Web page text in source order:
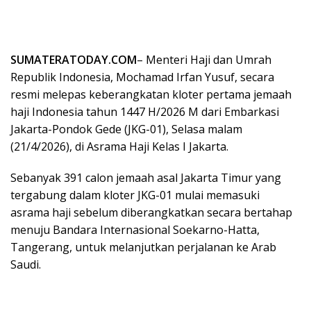
SUMATERATODAY.COM– Menteri Haji dan Umrah
Republik Indonesia, Mochamad Irfan Yusuf, secara
resmi melepas keberangkatan kloter pertama jemaah
haji Indonesia tahun 1447 H/2026 M dari Embarkasi
Jakarta-Pondok Gede (JKG-01), Selasa malam
(21/4/2026), di Asrama Haji Kelas I Jakarta.
Sebanyak 391 calon jemaah asal Jakarta Timur yang
tergabung dalam kloter JKG-01 mulai memasuki
asrama haji sebelum diberangkatkan secara bertahap
menuju Bandara Internasional Soekarno-Hatta,
Tangerang, untuk melanjutkan perjalanan ke Arab
Saudi.